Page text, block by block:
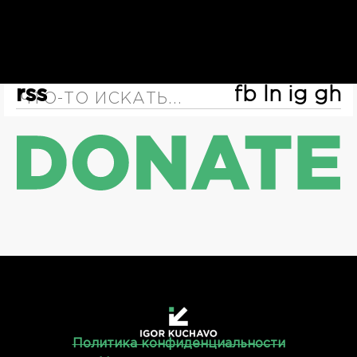
rss fb ln ig gh
Политика конфиденциальности